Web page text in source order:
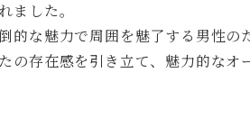
ました。
的な魅力で周囲を魅了する男性の
の存在感を引き立て、魅力的なオ